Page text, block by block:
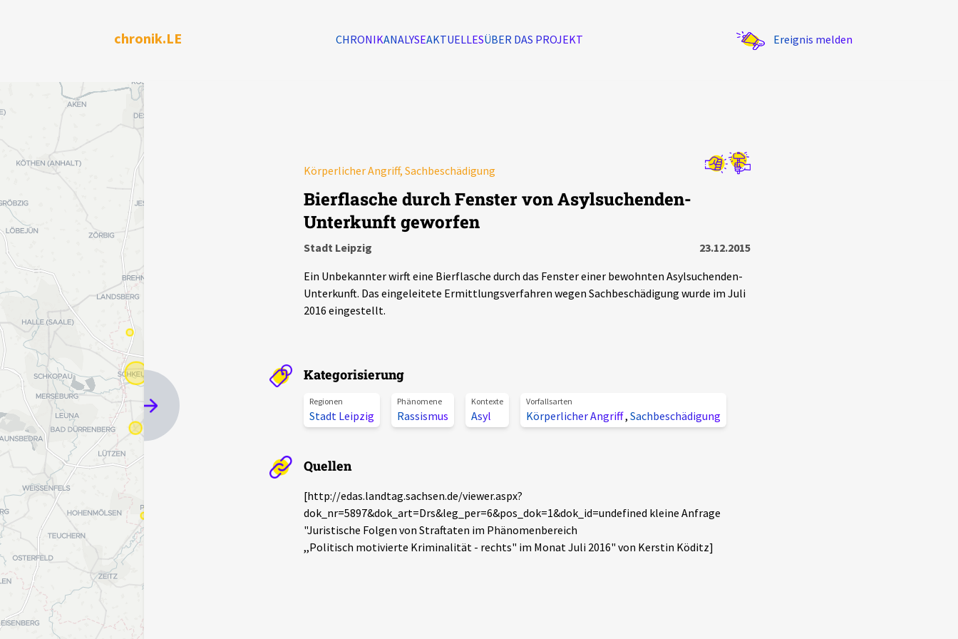
chronik.LE CHRONIKANALYSEAKTUELLESÜBER DAS PROJEKT Ereignis melden
Körperlicher Angriff, Sachbeschädigung
Bierflasche durch Fenster von Asylsuchenden-
Unterkunft geworfen
Stadt Leipzig
23.12.2015
Ein Unbekannter wirft eine Bierflasche durch das Fenster einer bewohnten Asylsuchenden-
Unterkunft. Das eingeleitete Ermittlungsverfahren wegen Sachbeschädigung wurde im Juli
2016 eingestellt.
Kategorisierung
Regionen
Stadt Leipzig
Phänomene
Rassismus
Kontexte
Asyl
Vorfallsarten
Körperlicher Angriff, Sachbeschädigung
Quellen
[http://edas.landtag.sachsen.de/viewer.aspx?
dok_nr=5897&dok_art=Drs&leg_per=6&pos_dok=1&dok_id=undefined kleine Anfrage
"Juristische Folgen von Straftaten im Phänomenbereich
,,Politisch motivierte Kriminalität - rechts" im Monat Juli 2016" von Kerstin Köditz]
Ereignisse Statistik